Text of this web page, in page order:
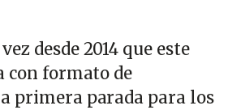
desde 2014 que este
con formato de
primera parada para los